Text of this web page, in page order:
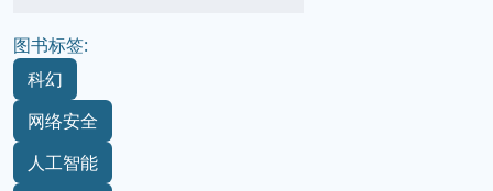
图书标签:
科幻
网络安全
人工智能